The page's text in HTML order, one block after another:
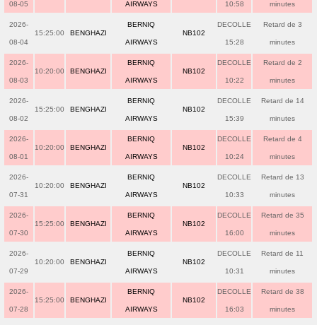
08-05 AIRWAYS 10:58 minutes
2026-
08-04
15:25:00 BENGHAZI
BERNIQ
AIRWAYS
NB102
DECOLLE
15:28
Retard de 3
minutes
2026-
08-03
10:20:00 BENGHAZI
BERNIQ
AIRWAYS
NB102
DECOLLE
10:22
Retard de 2
minutes
2026-
08-02
15:25:00 BENGHAZI
BERNIQ
AIRWAYS
NB102
DECOLLE
15:39
Retard de 14
minutes
2026-
08-01
10:20:00 BENGHAZI
BERNIQ
AIRWAYS
NB102
DECOLLE
10:24
Retard de 4
minutes
2026-
07-31
10:20:00 BENGHAZI
BERNIQ
AIRWAYS
NB102
DECOLLE
10:33
Retard de 13
minutes
2026-
07-30
15:25:00 BENGHAZI
BERNIQ
AIRWAYS
NB102
DECOLLE
16:00
Retard de 35
minutes
2026-
07-29
10:20:00 BENGHAZI
BERNIQ
AIRWAYS
NB102
DECOLLE
10:31
Retard de 11
minutes
2026-
07-28
15:25:00 BENGHAZI
BERNIQ
AIRWAYS
NB102
DECOLLE
16:03
Retard de 38
minutes